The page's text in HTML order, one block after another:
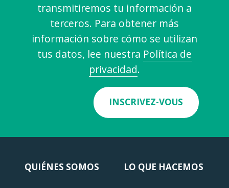
transmitiremos tu información a
terceros. Para obtener más
información sobre cómo se utilizan
tus datos, lee nuestra Política de
privacidad.
INSCRIVEZ-VOUS
QUIÉNES SOMOS LO QUE HACEMOS